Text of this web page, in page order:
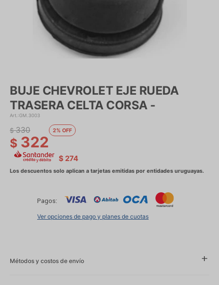
BUJE CHEVROLET EJE RUEDA
TRASERA CELTA CORSA -
GM.3003
$ 322
$ 330 2
$ 274
Pagos:
Ver opciones de pago y planes de cuotas
Métodos y costos de envío